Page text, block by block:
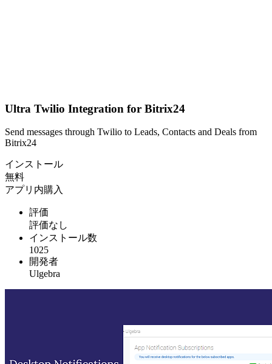
Ultra Twilio Integration for Bitrix24
Send messages through Twilio to Leads, Contacts and Deals from
Bitrix24
インストール
無料
アプリ内購入
評価
評価なし
インストール数
1025
開発者
Ulgebra